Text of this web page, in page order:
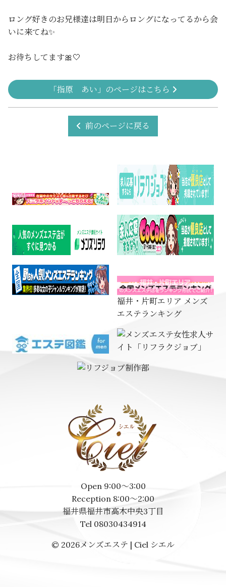
ロング好きのお兄様達は明日からロングになってるから会
いに来てね✨️
お待ちしてます🎀‎🤍
「指原 あい」のページはこちら
前のページに戻る
福井・片町エリア メンズ
エステランキング
Open 9:00～3:00
Reception 8:00～2:00
福井県福井市高木中央3丁目
Tel 08030434914
© 2026メンズエステ | Ciel シエル